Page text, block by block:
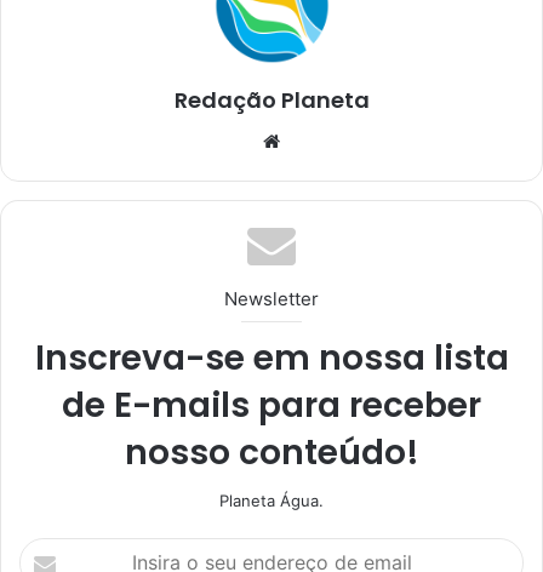
Redação Planeta
te
Newsletter
Inscreva-se em nossa lista
de E-mails para receber
nosso conteúdo!
Planeta Água.
I
n